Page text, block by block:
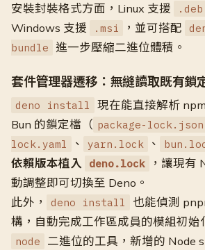
安裝封裝格式方面，Linux 支援
.deb
Windows 支援
.msi ，並可搭配
bundle
進一步壓縮二進位體積。
套件管理器遷移：無縫讀取既有鎖
deno install
現在能直接解析
Bun 的鎖定檔（ package-lock.json
lock.yaml
、 yarn.lock 、
依賴版本植入
deno.lock
，讓現有
動調整即可切換至 Deno。
此外，
deno install
也能偵測
構，自動完成工作區成員的模組初始
node
二進位的工具，新增的 Node